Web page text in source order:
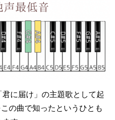
君に届け」の主題歌として起
の曲で知ったというひとも